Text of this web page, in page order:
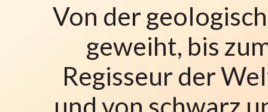
Von der
geweiht, bis
Regisseur der
und von schwarz